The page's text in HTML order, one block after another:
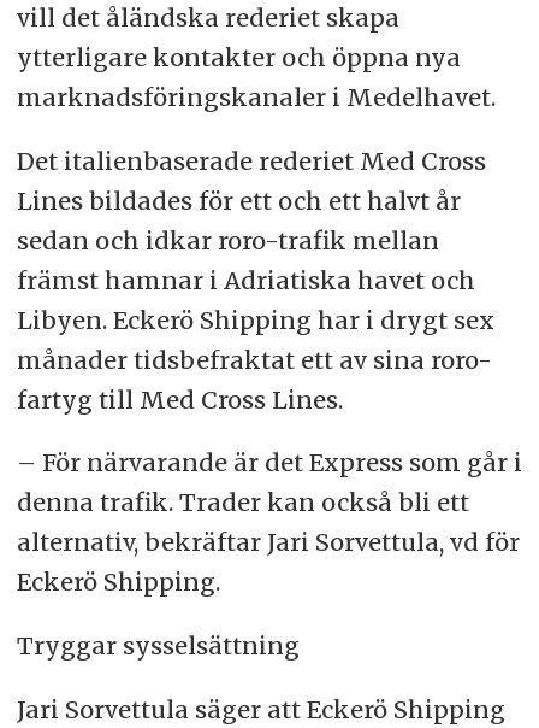
vill det åländska rederiet skapa
ytterligare kontakter och öppna nya
marknadsföringskanaler i Medelhavet.
Det italienbaserade rederiet Med Cross
Lines bildades för ett och ett halvt år
sedan och idkar roro-trafik mellan
främst hamnar i Adriatiska havet och
Libyen. Eckerö Shipping har i drygt sex
månader tidsbefraktat ett av sina roro-
fartyg till Med Cross Lines.
– För närvarande är det Express som går i
denna trafik. Trader kan också bli ett
alternativ, bekräftar Jari Sorvettula, vd för
Eckerö Shipping.
Tryggar sysselsättning
Jari Sorvettula säger att Eckerö Shipping